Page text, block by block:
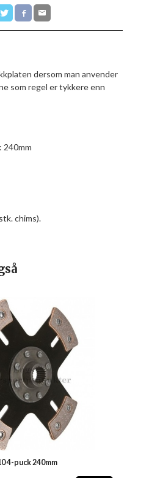
dersom man anvender
som regel er tykkere enn
240mm
chims).
4-puck 240mm